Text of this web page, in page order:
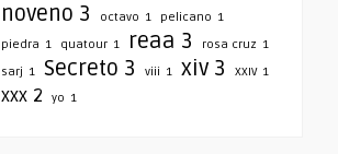
noveno 3 octavo 1 pelicano 1
piedra 1 quatour 1 reaa 3 rosa cruz 1
sarj 1 Secreto 3 viii 1 xiv 3 XXIV 1
xxx 2 yo 1